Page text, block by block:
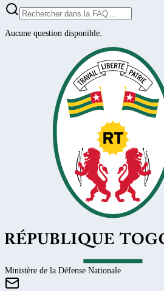
Aucune question disponible.
Ministère de la Défense Nationale